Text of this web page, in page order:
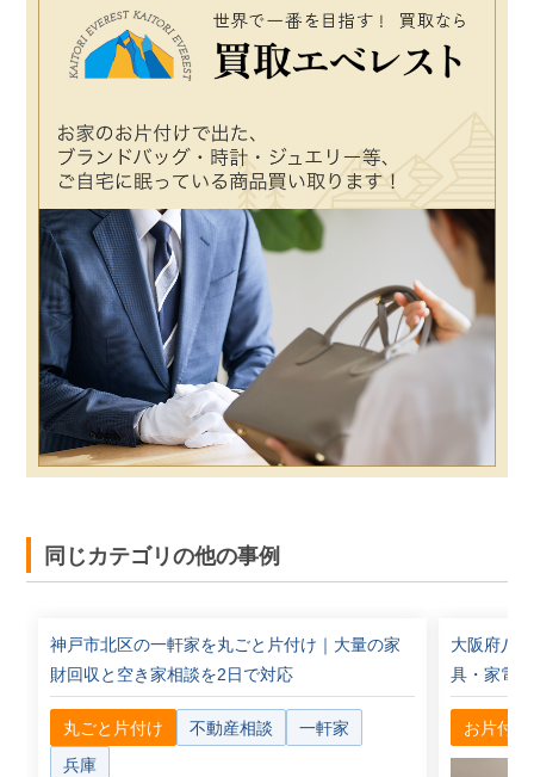
同じカテゴリの他の事例
神戸市北区の一軒家を丸ごと片付け｜大量の家
財回収と空き家相談を2日で対応
丸ごと片付け 不動産相談
一軒家
兵庫
大阪府八
具・家電
お片付け